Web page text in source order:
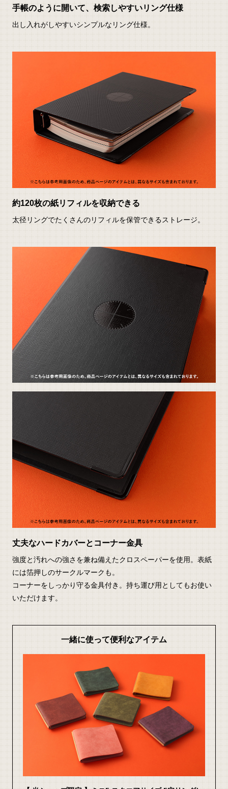
手帳のように開いて、検索しやすいリング仕様
出し入れがしやすいシンプルなリング仕様。
約120枚の紙リフィルを収納できる
太径リングでたくさんのリフィルを保管できるストレージ。
丈夫なハードカバーとコーナー金具
強度と汚れへの強さを兼ね備えたクロスペーパーを使用。表紙
には箔押しのサークルマークも。
コーナーをしっかり守る金具付き。持ち運び用としてもお使い
いただけます。
一緒に使って便利なアイテム